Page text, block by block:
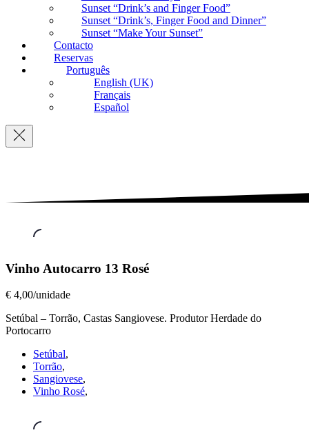
Sunset “Drink’s and Finger Food”
Sunset “Drink’s, Finger Food and Dinner”
Sunset “Make Your Sunset”
Contacto
Reservas
Português
English (UK)
Français
Español
Navigation
a
Autocarro
13
€
4,00/unidade
Vinho Autocarro 13 Rosé
€ 4,00/unidade
Setúbal – Torrão, Castas Sangiovese. Produtor Herdade do
Portocarro
Setúbal,
Torrão,
Sangiovese,
Vinho Rosé,